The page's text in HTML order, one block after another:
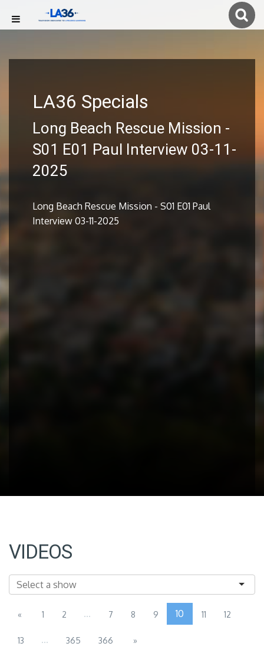
LA36 Specials
Long Beach Rescue Mission -
S01 E01 Paul Interview 03-11-
2025
Long Beach Rescue Mission - S01 E01 Paul
Interview 03-11-2025
VIDEOS
« 1 2 ... 7 8 9 10 11 12
13 ... 365 366 »